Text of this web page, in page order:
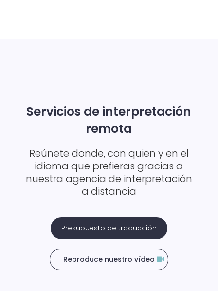
Servicios de interpretación
remota
Reúnete donde, con quien y en el
idioma que prefieras gracias a
nuestra agencia de interpretación
a distancia
Presupuesto de traducción
Reproduce nuestro vídeo